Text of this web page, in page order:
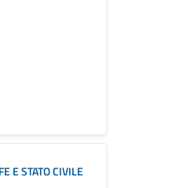
E STATO CIVILE